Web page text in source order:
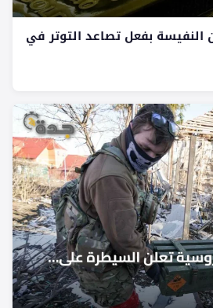
النفيسة بفعل تصاعد التوتر في